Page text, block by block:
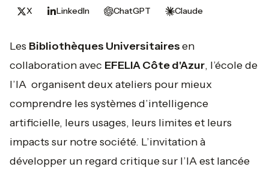
X LinkedIn ChatGPT Claude
Les Bibliothèques Universitairesen
collaboration avec EFELIA Côte d'Azur, l’école de
l’IA organisent deux ateliers pour mieux
comprendre les systèmes d’intelligence
artificielle, leurs usages, leurs limites et leurs
impacts sur notre société. L’invitation à
développer un regard critique sur l’IA est lancée